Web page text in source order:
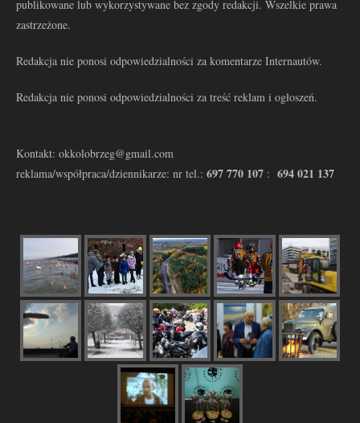
publikowane lub wykorzystywane bez zgody redakcji. Wszelkie prawa
zastrzeżone.
Redakcja nie ponosi odpowiedzialności za komentarze Internautów.
Redakcja nie ponosi odpowiedzialności za treść reklam i ogłoszeń.
Kontakt: okkolobrzeg@gmail.com
reklama/współpraca/dziennikarze: nr tel.: 697 770 107 : 694 021 137